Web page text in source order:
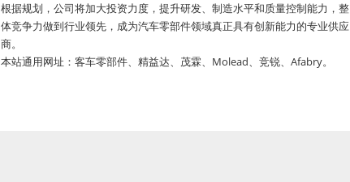
根据规划，公司将加大投资力度，提升研发、制造水平和质量控制能力，整
体竞争力做到行业领先，成为汽车零部件领域真正具有创新能力的专业供应
商。
本站通用网址：客车零部件、精益达、茂霖、Molead、竞锐、Afabry。